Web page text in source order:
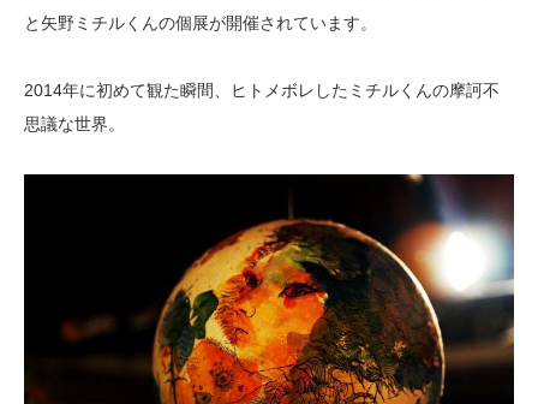
と矢野ミチルくんの個展が開催されています。
2014年に初めて観た瞬間、ヒトメボレしたミチルくんの摩訶不
思議な世界。